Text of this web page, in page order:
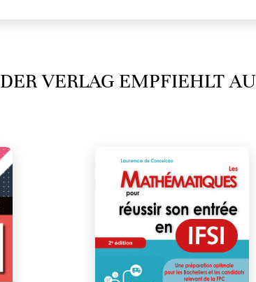
DER VERLAG EMPFIEHLT